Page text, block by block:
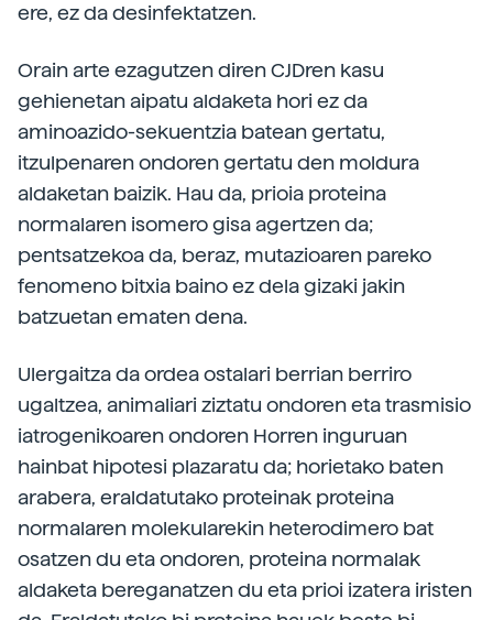
ere, ez da desinfektatzen.
Orain arte ezagutzen diren CJDren kasu
gehienetan aipatu aldaketa hori ez da
aminoazido-sekuentzia batean gertatu,
itzulpenaren ondoren gertatu den moldura
aldaketan baizik. Hau da, prioia proteina
normalaren isomero gisa agertzen da;
pentsatzekoa da, beraz, mutazioaren pareko
fenomeno bitxia baino ez dela gizaki jakin
batzuetan ematen dena.
Ulergaitza da ordea ostalari berrian berriro
ugaltzea, animaliari ziztatu ondoren eta trasmisio
iatrogenikoaren ondoren Horren inguruan
hainbat hipotesi plazaratu da; horietako baten
arabera, eraldatutako proteinak proteina
normalaren molekularekin heterodimero bat
osatzen du eta ondoren, proteina normalak
aldaketa bereganatzen du eta prioi izatera iristen